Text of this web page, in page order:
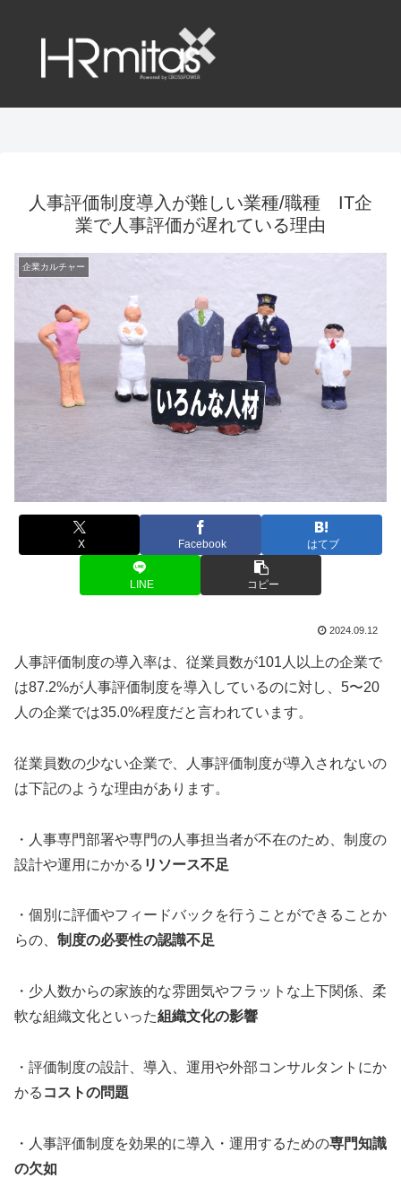
人事評価制度導入が難しい業種/職種 IT企
業で人事評価が遅れている理由
企業カルチャー
X Facebook はてブ
LINE コピー
2024.09.12
人事評価制度の導入率は、従業員数が101人以上の企業で
は87.2%が人事評価制度を導入しているのに対し、5〜20
人の企業では35.0%程度だと言われています。
従業員数の少ない企業で、人事評価制度が導入されないの
は下記のような理由があります。
・人事専門部署や専門の人事担当者が不在のため、制度の
設計や運用にかかる リソース不足
・個別に評価やフィードバックを行うことができることか
らの、 制度の必要性の認識不足
・少人数からの家族的な雰囲気やフラットな上下関係、柔
軟な組織文化といった組織文化の影響
・評価制度の設計、導入、運用や外部コンサルタントにか
かる コストの問題
・人事評価制度を効果的に導入・運用するための専門知識
の欠如